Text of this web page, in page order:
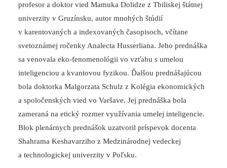
profesor a doktor vied Mamuka Dolidze z Tbiliskej štátnej
univerzity v Gruzínsku, autor mnohých štúdií
v karentovaných a indexovaných časopisoch, včítane
svetoznámej ročenky Analecta Husserliana. Jeho prednáška
sa venovala eko-fenomenológii vo vzťahu s umelou
inteligenciou a kvantovou fyzikou. Ďalšou prednášajúcou
bola doktorka Malgorzata Schulz z Kolégia ekonomických
a spoločenských vied vo Varšave. Jej prednáška bola
zameraná na etický rozmer využívania umelej inteligencie.
Blok plenárnych prednášok uzatvoril príspevok docenta
Shahrama Keshavarziho z Medzinárodnej vedeckej
a technologickej univerzity v Poľsku.